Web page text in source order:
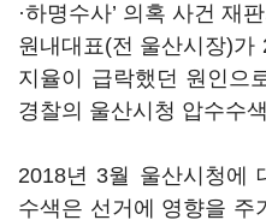
·하명수사’ 의혹 사건 재
원내대표(전 울산시장)가
지율이 급락했던 원인으
경찰의 울산시청 압수수
2018년 3월 울산시청에
수색은 선거에 영향을 주